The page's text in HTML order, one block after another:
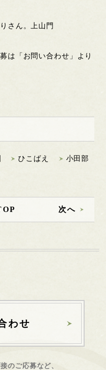
さん。上山門
は「お問い合わせ」より
ひこばえ
小田部
次へ
わせ
のご応募など、